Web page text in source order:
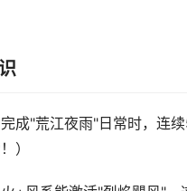
成"荒江夜雨"日常时，连
）